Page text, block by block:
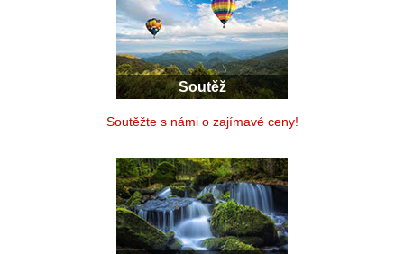
Soutěž
Soutěžte s námi o zajímavé ceny!